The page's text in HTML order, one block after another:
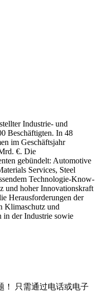
Industrie- und
Beschäftigten. In 48
im Geschäftsjahr
€. Die
gebündelt: Automotive
Services, Steel
Technologie-Know-
und hoher Innovationskraft
Herausforderungen der
Klimaschutz und
in der Industrie sowie
！ 只需通过电话或电子